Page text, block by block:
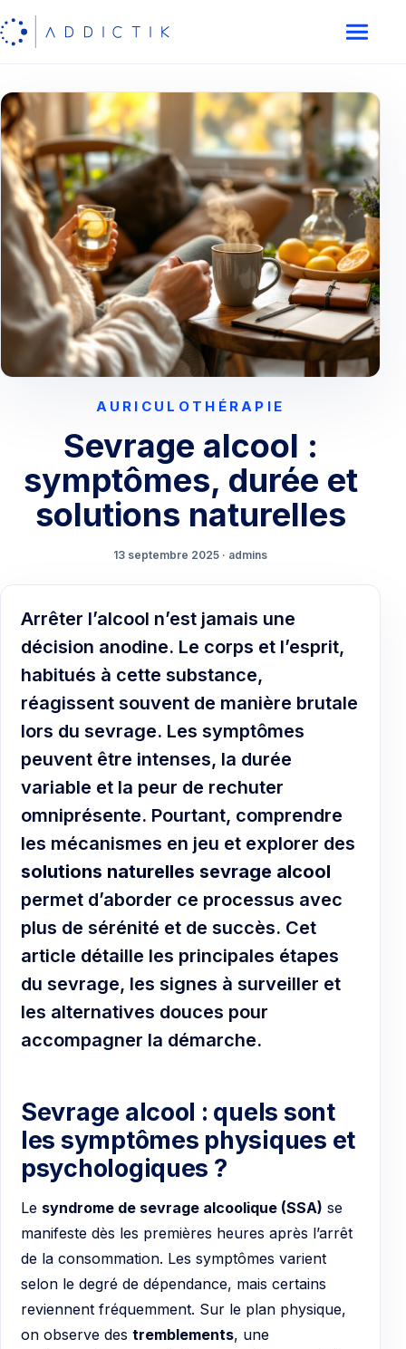
AURICULOTHÉRAPIE
Sevrage alcool :
symptômes, durée et
solutions naturelles
13 septembre 2025 · admins
Arrêter l’alcool n’est jamais une
décision anodine. Le corps et l’esprit,
habitués à cette substance,
réagissent souvent de manière brutale
lors du sevrage. Les symptômes
peuvent être intenses, la durée
variable et la peur de rechuter
omniprésente. Pourtant, comprendre
les mécanismes en jeu et explorer des
solutions naturelles sevrage alcool
permet d’aborder ce processus avec
plus de sérénité et de succès. Cet
article détaille les principales étapes
du sevrage, les signes à surveiller et
les alternatives douces pour
accompagner la démarche.
Sevrage alcool : quels sont
les symptômes physiques et
psychologiques ?
Le syndrome de sevrage alcoolique (SSA) se
manifeste dès les premières heures après l’arrêt
de la consommation. Les symptômes varient
selon le degré de dépendance, mais certains
reviennent fréquemment. Sur le plan physique,
on observe des tremblements, une